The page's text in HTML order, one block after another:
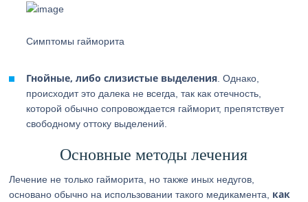
Симптомы гайморита
Гнойные, либо слизистые выделения . Однако,
происходит это далека не всегда, так как отечность,
которой обычно сопровождается гайморит, препятствует
свободному оттоку выделений.
Основные методы лечения
Лечение не только гайморита, но также иных недугов,
основано обычно на использовании такого медикамента, как